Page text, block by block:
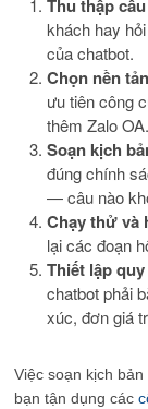
Thu thập
khách hay
của chatbot.
Chọn nền
ưu tiên công
thêm Zalo OA.
Soạn kịch
đúng chính
— câu nào
Chạy thử và
lại các đoạn
Thiết lập
chatbot phải
xúc, đơn giá
Việc soạn kịch
bạn tận dụng các